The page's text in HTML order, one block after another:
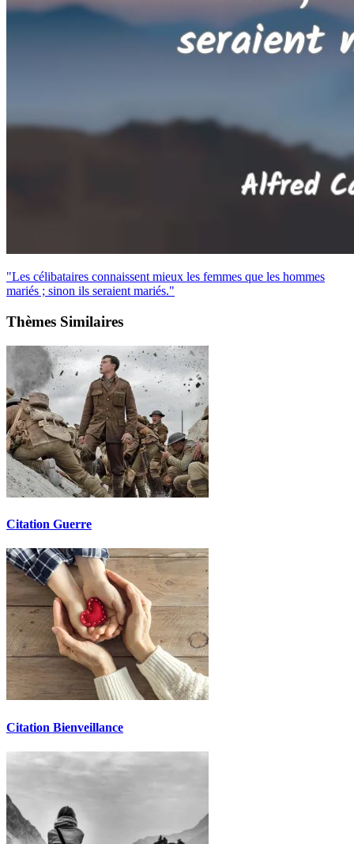
"Les célibataires connaissent mieux les femmes que les hommes
mariés ; sinon ils seraient mariés."
Thèmes Similaires
Citation Guerre
Citation Bienveillance